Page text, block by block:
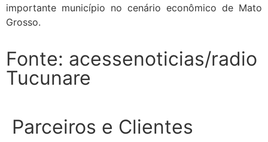
importante município no cenário econômico de Mato
Grosso.
Fonte: acessenoticias/radio
Tucunare
Parceiros e Clientes